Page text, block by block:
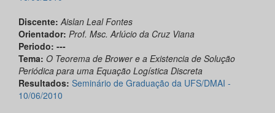
Discente: Aislan Leal Fontes
Orientador: Prof. Msc. Arlúcio da Cruz Viana
Periodo: ---
Tema: O Teorema de Brower e a Existencia de Solução
Periódica para uma Equação Logística Discreta
Resultados: Seminário de Graduação da UFS/DMAI -
10/06/2010